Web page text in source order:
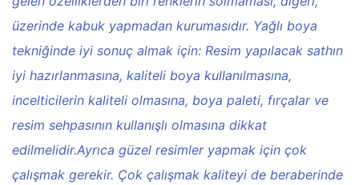
üzerinde kabuk yapmadan kurumasıdır. Yağlı boya
tekniğinde iyi sonuç almak için: Resim yapılacak sathın
iyi hazırlanmasına, kaliteli boya kullanılmasına,
incelticilerin kaliteli olmasına, boya paleti, fırçalar ve
resim sehpasının kullanışlı olmasına dikkat
edilmelidir.Ayrıca güzel resimler yapmak için çok
çalışmak gerekir. Çok çalışmak kaliteyi de beraberinde